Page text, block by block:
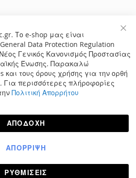
Το e-shop μας είναι
Data Protection Regulation
Γενικός Κανονισμός Προστασίας
Ένωσης. Παρακαλώ
και τους όρους χρήσης για την ορθή
Για περισσότερες πλήροφορίες
Πολιτική Απορρήτου
ΑΠΟΔΟΧΉ
ΡΥΘΜΊΣΕΙΣ
ΑΠΌΡΡΙΨΗ